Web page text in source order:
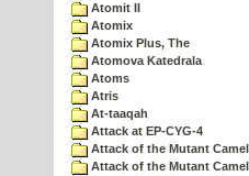
Atomit II
Atomix
Atomix Plus, The
Atomova Katedrala
Atoms
Atris
At-taaqah
Attack at EP-CYG-4
Attack of the Mutant
Attack of the Mutant